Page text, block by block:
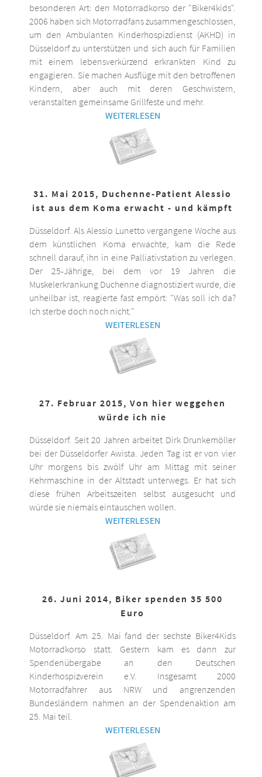
besonderen Art: den Motorradkorso der "Biker4kids".
2006 haben sich Motorradfans zusammengeschlossen,
um den Ambulanten Kinderhospizdienst (AKHD) in
Düsseldorf zu unterstützen und sich auch für Familien
mit einem lebensverkürzend erkrankten Kind zu
engagieren. Sie machen Ausflüge mit den betroffenen
Kindern, aber auch mit deren Geschwistern,
veranstalten gemeinsame Grillfeste und mehr.
WEITERLESEN
31. Mai 2015, Duchenne-Patient Alessio
ist aus dem Koma erwacht - und kämpft
Düsseldorf. Als Alessio Lunetto vergangene Woche aus
dem künstlichen Koma erwachte, kam die Rede
schnell darauf, ihn in eine Palliativstation zu verlegen.
Der 25-Jährige, bei dem vor 19 Jahren die
Muskelerkrankung Duchenne diagnostiziert wurde, die
unheilbar ist, reagierte fast empört: "Was soll ich da?
Ich sterbe doch noch nicht."
WEITERLESEN
27. Februar 2015, Von hier weggehen
würde ich nie
Düsseldorf. Seit 20 Jahren arbeitet Dirk Drunkemöller
bei der Düsseldorfer Awista. Jeden Tag ist er von vier
Uhr morgens bis zwölf Uhr am Mittag mit seiner
Kehrmaschine in der Altstadt unterwegs. Er hat sich
diese frühen Arbeitszeiten selbst ausgesucht und
würde sie niemals eintauschen wollen.
WEITERLESEN
26. Juni 2014, Biker spenden 35 500
Euro
Düsseldorf. Am 25. Mai fand der sechste Biker4Kids
Motorradkorso statt. Gestern kam es dann zur
Spendenübergabe an den Deutschen
Kinderhospizverein e.V. Insgesamt 2000
Motorradfahrer aus NRW und angrenzenden
Bundesländern nahmen an der Spendenaktion am
25. Mai teil.
WEITERLESEN